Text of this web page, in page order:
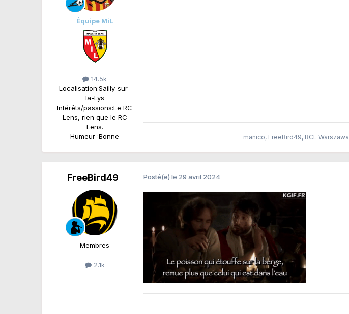
Équipe MiL
14.5k
Localisation:Sailly-sur-
la-Lys
Intérêts/passions:Le RC
Lens, rien que le RC
Lens.
Humeur :Bonne manico, FreeBird49, RCL Warszawa
FreeBird49
Membres
2.1k
Posté(e)le 29 avril 2024